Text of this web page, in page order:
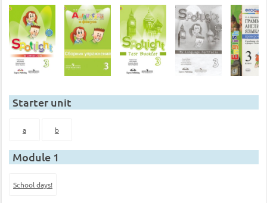
Starter unit
a b
Module 1
School days!